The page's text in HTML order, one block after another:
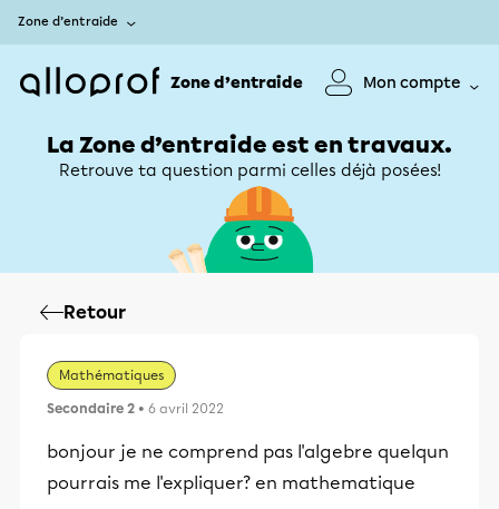
Zone d’entraide
Zone d’entraide Mon compte
La Zone d’entraide est en travaux.
Retrouve ta question parmi celles déjà posées!
Retour
Mathématiques
Secondaire 2 • 6 avril 2022
bonjour je ne comprend pas l'algebre quelqun
pourrais me l'expliquer? en mathematique